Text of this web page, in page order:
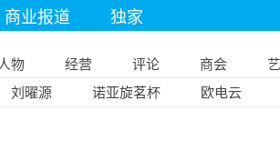
商业报道 独家
人物 经营 评论 商会
刘曜源 诺亚旋茗杯 欧电云